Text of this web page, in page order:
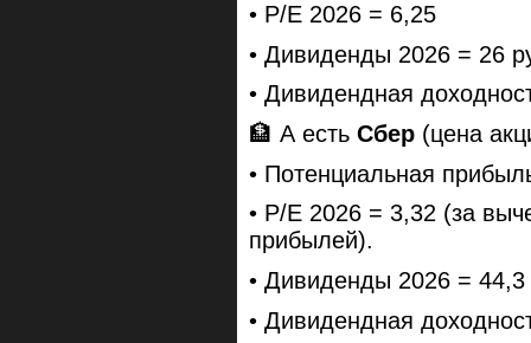
• P/E 2026 = 6,25
• Дивиденды 2026 = 26
• Дивидендная
🏦 А есть Сбер (цена
• Потенциальная
• P/E 2026 = 3,32 (за
прибылей).
• Дивиденды 2026 =
• Дивидендная